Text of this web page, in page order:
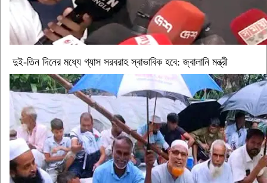
দুই-তিন দিনের মধ্যে গ্যাস সরবরাহ স্বাভাবিক হবে: জ্বালানি মন্ত্রী